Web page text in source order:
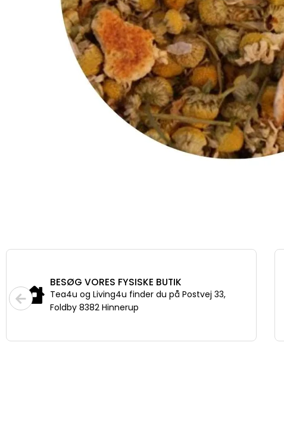
BESØG VORES FYSISKE BUTIK
Tea4u og Living4u finder du på Postvej 33,
Foldby 8382 Hinnerup